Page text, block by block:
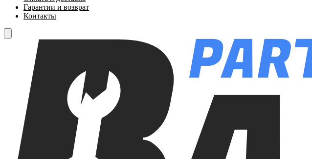
Гарантии и возврат
Контакты